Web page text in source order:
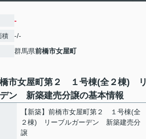
-
積 -/-
群馬県前橋市女屋町
橋市女屋町第２ １号棟(全２棟) リ
ン 新築建売分譲の基本情報
【新築】前橋市女屋町第２ １号棟(全
２棟) リーブルガーデン 新築建売分
譲